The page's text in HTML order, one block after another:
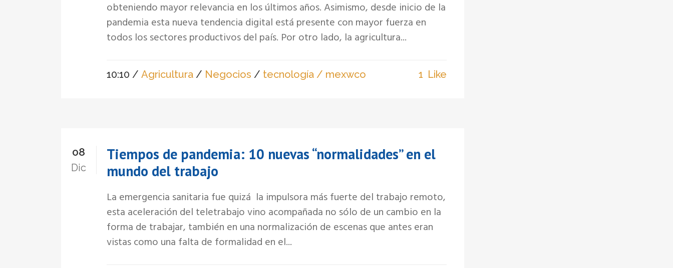
obteniendo mayor relevancia en los últimos años. Asimismo, desde inicio de la
pandemia esta nueva tendencia digital está presente con mayor fuerza en
todos los sectores productivos del país. Por otro lado, la agricultura...
10:10 / Agricultura / Negocios / tecnología / mexwco 1 Like
08
Dic
Tiempos de pandemia: 10 nuevas “normalidades” en el
mundo del trabajo
La emergencia sanitaria fue quizá la impulsora más fuerte del trabajo remoto,
esta aceleración del teletrabajo vino acompañada no sólo de un cambio en la
forma de trabajar, también en una normalización de escenas que antes eran
vistas como una falta de formalidad en el...